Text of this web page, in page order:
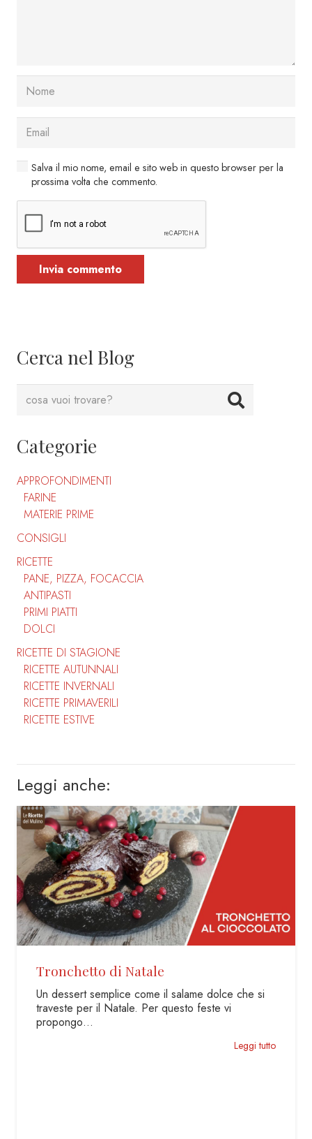
Cerca nel Blog
Categorie
APPROFONDIMENTI
FARINE
MATERIE PRIME
CONSIGLI
RICETTE
PANE, PIZZA, FOCACCIA
ANTIPASTI
PRIMI PIATTI
DOLCI
RICETTE DI STAGIONE
RICETTE AUTUNNALI
RICETTE INVERNALI
RICETTE PRIMAVERILI
RICETTE ESTIVE
Salva il mio nome, email e sito web in questo browser per la
prossima volta che commento.
Invia commento
Leggi anche:
Tronchetto di Natale
Un dessert semplice come il salame dolce che si
traveste per il Natale. Per questo feste vi
propongo…
Leggi tutto